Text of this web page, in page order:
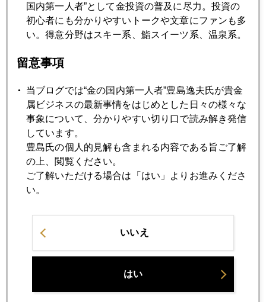
2012年10月25日
バーナンキの去就
2012年10月24日
金下落続く
2012年10月23日
4インチ画面上の「仁義なき戦い」
2012年10月22日
緊縮デモ、ロンドンに飛び火
2012年10月19日
中国経済7.4%へ減速、商品市場への影響は？
国内第一人者”として金投資の普及に尽力。投資の
初心者にも分かりやすいトークや文章にファンも多
い。得意分野はスキー系、鮨スイーツ系、温泉系。
留意事項
当ブログでは“金の国内第一人者”豊島逸夫氏が貴金
属ビジネスの最新事情をはじめとした日々の様々な
事象について、分かりやすい切り口で読み解き発信
しています。
豊島氏の個人的見解も含まれる内容である旨ご了解
の上、閲覧ください。
ご了解いただける場合は「はい」よりお進みくださ
い。
いいえ
はい